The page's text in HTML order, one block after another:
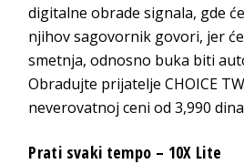
digitalne obrade signala, gde
njihov sagovornik govori, jer
smetnja, odnosno buka biti
Obradujte prijatelje CHOICE
neverovatnoj ceni od 3,990
Prati svaki tempo – 10X Lite